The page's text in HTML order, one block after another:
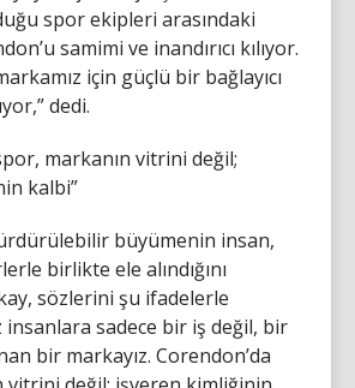
spor ekipleri arasındaki
samimi ve inandırıcı kılıyor.
için güçlü bir bağlayıcı
dedi.
markanın vitrini değil;
kalbi”
büyümenin insan,
birlikte ele alındığını
sözlerini şu ifadelerle
insanlara sadece bir iş değil, bir
bir markayız. Corendon’da